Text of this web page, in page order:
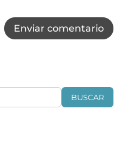
Enviar comentario
BUSCAR